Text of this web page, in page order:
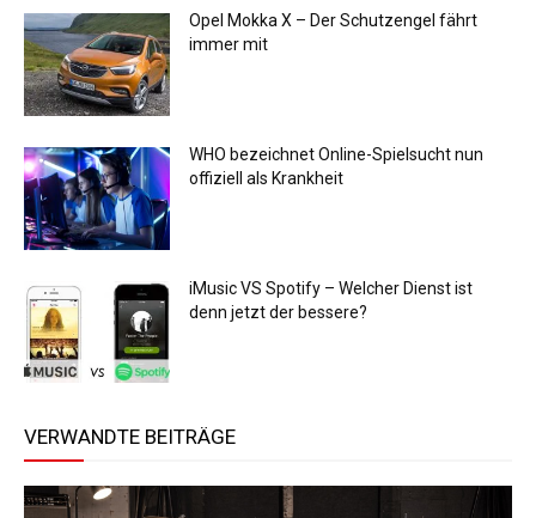
Opel Mokka X – Der Schutzengel fährt
immer mit
WHO bezeichnet Online-Spielsucht nun
offiziell als Krankheit
iMusic VS Spotify – Welcher Dienst ist
denn jetzt der bessere?
VERWANDTE BEITRÄGE